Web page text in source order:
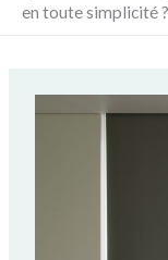
en toute simplicité ?